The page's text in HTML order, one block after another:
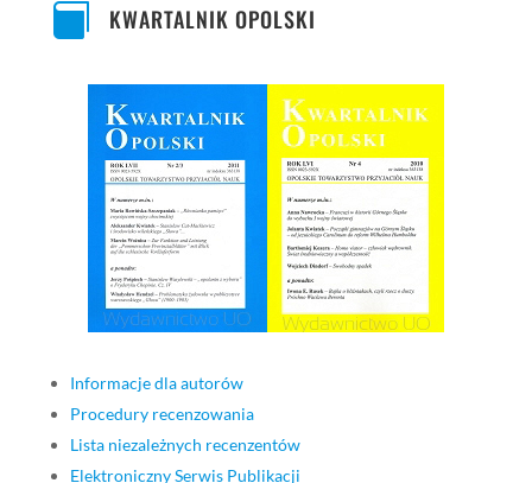
 KWARTALNIK OPOLSKI
Informacje dla autorów
Procedury recenzowania
Lista niezależnych recenzentów
Elektroniczny Serwis Publikacji